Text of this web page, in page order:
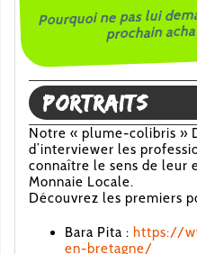
Pourquoi ne pas lui
prochain
Portraits
Notre « plume-colibris »
d’interviewer les
connaître le sens de leur
Monnaie Locale.
Découvrez les premiers
Bara Pita : https://
en-bretagne/